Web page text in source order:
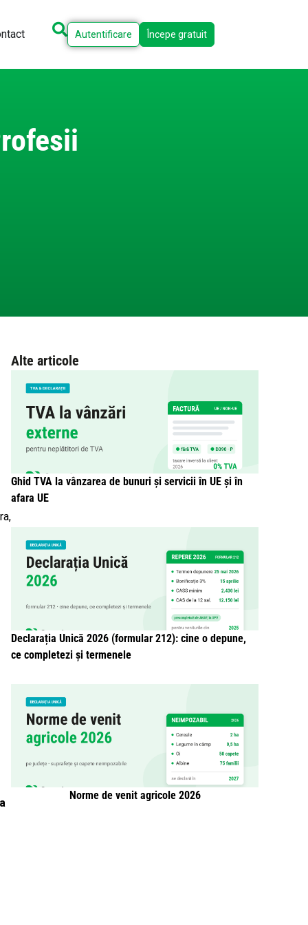
Autentificare Începe gratuit
Alte articole
Ghid TVA la vânzarea de bunuri și servicii în UE și în
afara UE
Declarația Unică 2026 (formular 212): cine o depune,
ce completezi și termenele
Norme de venit agricole 2026